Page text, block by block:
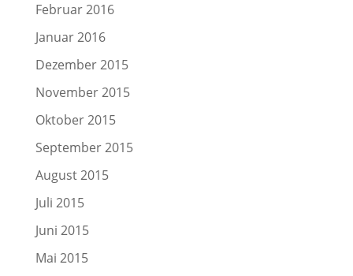
Februar 2016
Januar 2016
Dezember 2015
November 2015
Oktober 2015
September 2015
August 2015
Juli 2015
Juni 2015
Mai 2015